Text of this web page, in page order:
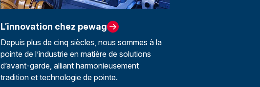
L’innovation chez pewag
Depuis plus de cinq siècles, nous sommes à la
pointe de l’industrie en matière de solutions
d’avant-garde, alliant harmonieusement
tradition et technologie de pointe.